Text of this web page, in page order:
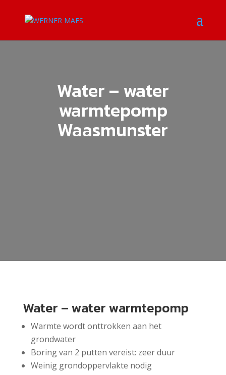
Water – water
warmtepomp
Waasmunster
Water – water warmtepomp
Warmte wordt onttrokken aan het
grondwater
Boring van 2 putten vereist: zeer duur
Weinig grondoppervlakte nodig